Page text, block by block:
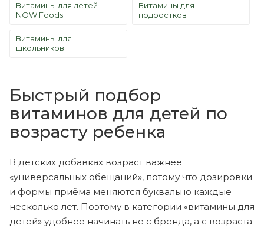
Витамины для детей
NOW Foods
Витамины для
подростков
Витамины для
школьников
Быстрый подбор
витаминов для детей по
возрасту ребенка
В детских добавках возраст важнее
«универсальных обещаний», потому что дозировки
и формы приёма меняются буквально каждые
несколько лет. Поэтому в категории «витамины для
детей» удобнее начинать не с бренда, а с возраста